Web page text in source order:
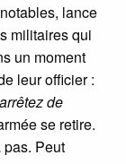
lance
militaires qui
un moment
leur officier :
de
se retire.
pas. Peut